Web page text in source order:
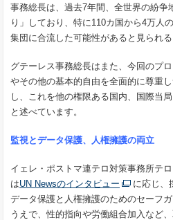
事務総長は、過去7年間、全世界の紛争
り」しており、特に110カ国から4万人
集団に合流した可能性があると見られる
グテーレス事務総長はまた、今回のプ
やその他の基本的自由を全面的に尊重
し、これを他の権限ある国内、国際当
と述べています。
監視とデータ保護、人権擁護の両立
イェレ・ポストマ連テロ対策事務所テ
はUN Newsのインタビュー
に応じ、
データ保護と人権擁護のためのセーフ
うえで、性的指向や労働組合加入など